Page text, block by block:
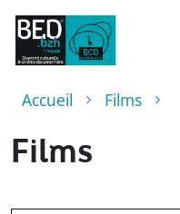
Aller au contenu principal
Fil d'Ariane
Accueil Films
Films